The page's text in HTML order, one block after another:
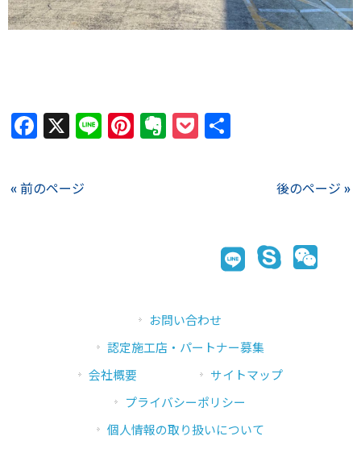
Facebook
X LinePinterest
Evernote
Pocket
« 前のページ 後のページ »
お問い合わせ
認定施工店・パートナー募集
会社概要
サイトマップ
プライバシーポリシー
個人情報の取り扱いについて